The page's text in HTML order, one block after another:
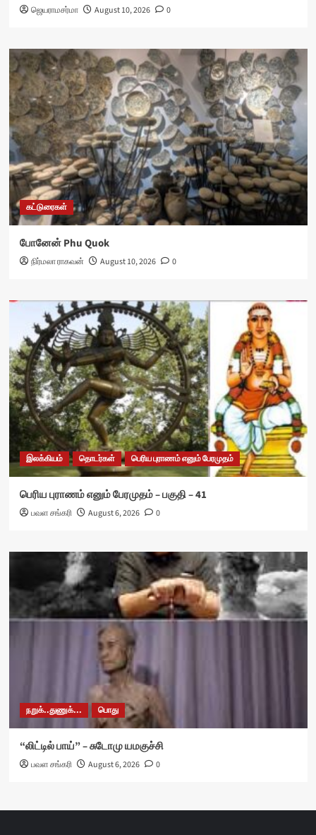
ஜெயராமசர்மா August 10, 2026 0
கட்டுரைகள்
போனேன் Phu Quok
நிர்மலா ராகவன் August 10, 2026 0
இலக்கியம் தொடர்கள் பெரிய புராணம் எனும் பேரமுதம்
பெரிய புராணம் எனும் பேரமுதம் – பகுதி – 41
பவள சங்கரி August 6, 2026 0
நறுக்..துணுக்... பொது
“லிட்டில் பாய்” – சுடோமு யமகுச்சி
பவள சங்கரி August 6, 2026 0